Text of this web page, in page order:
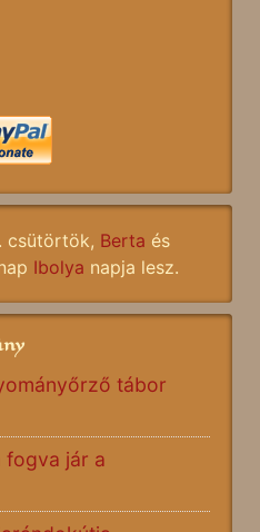
csütörtök, Berta és
Ibolya napja lesz.
tábor
fogva jár a